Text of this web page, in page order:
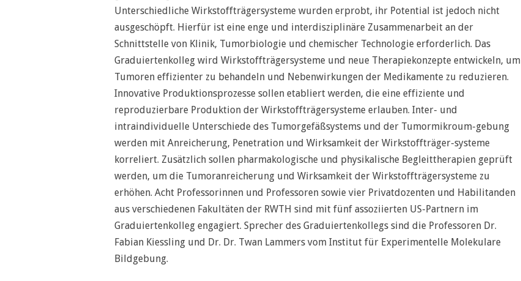
Unterschiedliche Wirkstoffträgersysteme wurden erprobt, ihr Potential ist jedoch nicht
ausgeschöpft. Hierfür ist eine enge und interdisziplinäre Zusammenarbeit an der
Schnittstelle von Klinik, Tumorbiologie und chemischer Technologie erforderlich. Das
Graduiertenkolleg wird Wirkstoffträgersysteme und neue Therapiekonzepte entwickeln, um
Tumoren effizienter zu behandeln und Nebenwirkungen der Medikamente zu reduzieren.
Innovative Produktionsprozesse sollen etabliert werden, die eine effiziente und
reproduzierbare Produktion der Wirkstoffträgersysteme erlauben. Inter- und
intraindividuelle Unterschiede des Tumorgefäßsystems und der Tumormikroum-gebung
werden mit Anreicherung, Penetration und Wirksamkeit der Wirkstoffträger-systeme
korreliert. Zusätzlich sollen pharmakologische und physikalische Begleittherapien geprüft
werden, um die Tumoranreicherung und Wirksamkeit der Wirkstoffträgersysteme zu
erhöhen. Acht Professorinnen und Professoren sowie vier Privatdozenten und Habilitanden
aus verschiedenen Fakultäten der RWTH sind mit fünf assoziierten US-Partnern im
Graduiertenkolleg engagiert. Sprecher des Graduiertenkollegs sind die Professoren Dr.
Fabian Kiessling und Dr. Dr. Twan Lammers vom Institut für Experimentelle Molekulare
Bildgebung.